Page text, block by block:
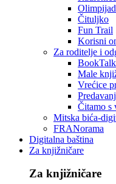
Čituljko
Fun Trail
Korisni
Za roditelje i
BookTalk
Male
Vrećice
Čitamo s
Mitska bića-
FRANorama
Digitalna baština
Za knjižničare
Za knjižničare